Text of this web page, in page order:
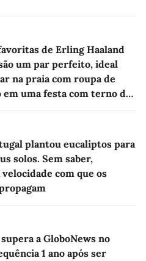
de Erling Haaland
um par perfeito, ideal
na praia com roupa de
em uma festa com terno de
plantou eucaliptos para
solos. Sem saber,
com que os
a GloboNews no
1 ano após ser